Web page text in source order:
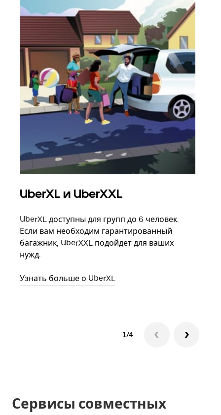
UberXL и UberXXL
UberXL доступны для групп до 6 человек.
Если вам необходим гарантированный
багажник, UberXXL подойдет для ваших
нужд.
Узнать больше о UberXL
1/4
Сервисы совместных